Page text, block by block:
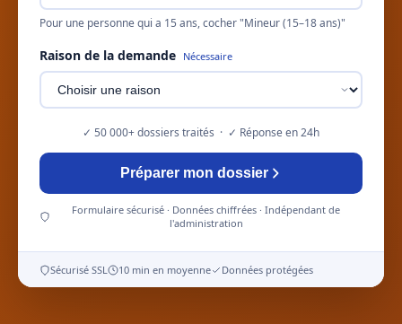
Pour une personne qui a 15 ans, cocher "Mineur (15–18 ans)"
Raison de la demande Nécessaire
✓ 50 000+ dossiers traités · ✓ Réponse en 24h
Préparer mon dossier
Formulaire sécurisé · Données chiffrées · Indépendant de
l'administration
Sécurisé SSL 10 min en moyenne Données protégées